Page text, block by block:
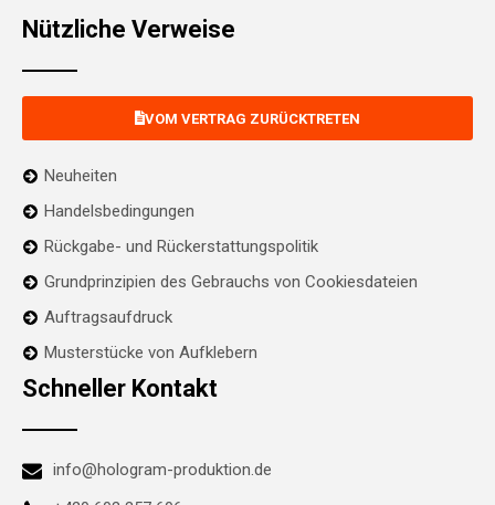
Nützliche Verweise
VOM VERTRAG ZURÜCKTRETEN
Neuheiten
Handelsbedingungen
Rückgabe- und Rückerstattungspolitik
Grundprinzipien des Gebrauchs von Cookiesdateien
Auftragsaufdruck
Musterstücke von Aufklebern
Schneller Kontakt
info@hologram-produktion.de